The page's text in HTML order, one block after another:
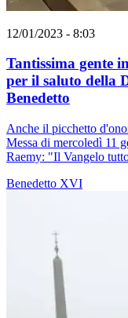
12/01/2023 - 8:03
Tantissima gente
per il saluto della
Benedetto
Anche il picchetto
Messa di mercoledì 11
Raemy: "Il Vangelo
Benedetto XVI